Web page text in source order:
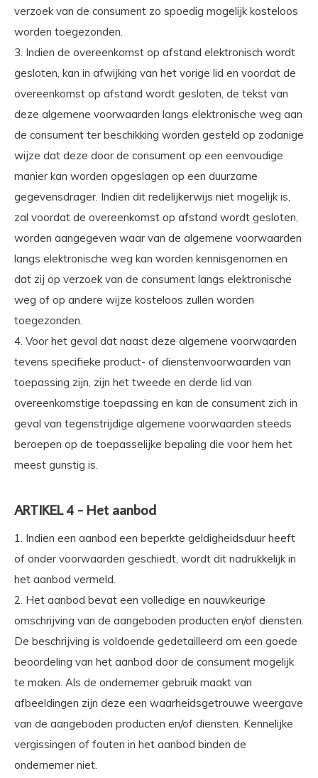
verzoek van de consument zo spoedig mogelijk kosteloos
worden toegezonden.
3. Indien de overeenkomst op afstand elektronisch wordt
gesloten, kan in afwijking van het vorige lid en voordat de
overeenkomst op afstand wordt gesloten, de tekst van
deze algemene voorwaarden langs elektronische weg aan
de consument ter beschikking worden gesteld op zodanige
wijze dat deze door de consument op een eenvoudige
manier kan worden opgeslagen op een duurzame
gegevensdrager. Indien dit redelijkerwijs niet mogelijk is,
zal voordat de overeenkomst op afstand wordt gesloten,
worden aangegeven waar van de algemene voorwaarden
langs elektronische weg kan worden kennisgenomen en
dat zij op verzoek van de consument langs elektronische
weg of op andere wijze kosteloos zullen worden
toegezonden.
4. Voor het geval dat naast deze algemene voorwaarden
tevens specifieke product- of dienstenvoorwaarden van
toepassing zijn, zijn het tweede en derde lid van
overeenkomstige toepassing en kan de consument zich in
geval van tegenstrijdige algemene voorwaarden steeds
beroepen op de toepasselijke bepaling die voor hem het
meest gunstig is.
ARTIKEL 4 - Het aanbod
1. Indien een aanbod een beperkte geldigheidsduur heeft
of onder voorwaarden geschiedt, wordt dit nadrukkelijk in
het aanbod vermeld.
2. Het aanbod bevat een volledige en nauwkeurige
omschrijving van de aangeboden producten en/of diensten.
De beschrijving is voldoende gedetailleerd om een goede
beoordeling van het aanbod door de consument mogelijk
te maken. Als de ondernemer gebruik maakt van
afbeeldingen zijn deze een waarheidsgetrouwe weergave
van de aangeboden producten en/of diensten. Kennelijke
vergissingen of fouten in het aanbod binden de
ondernemer niet.